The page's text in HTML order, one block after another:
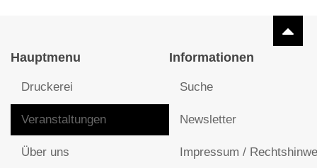
Hauptmenu
Druckerei
Veranstaltungen
Über uns
Informationen
Suche
Newsletter
Impressum /